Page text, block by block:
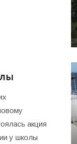
акция
у школы